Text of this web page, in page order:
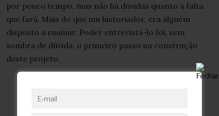
por pouco tempo, mas não há dúvidas quanto à falta
que fará. Mais do que um historiador, era alguém
disposto a ensinar. Poder entrevistá-lo foi, sem
sombra de dúvida, o primeiro passo na construção
deste projeto.